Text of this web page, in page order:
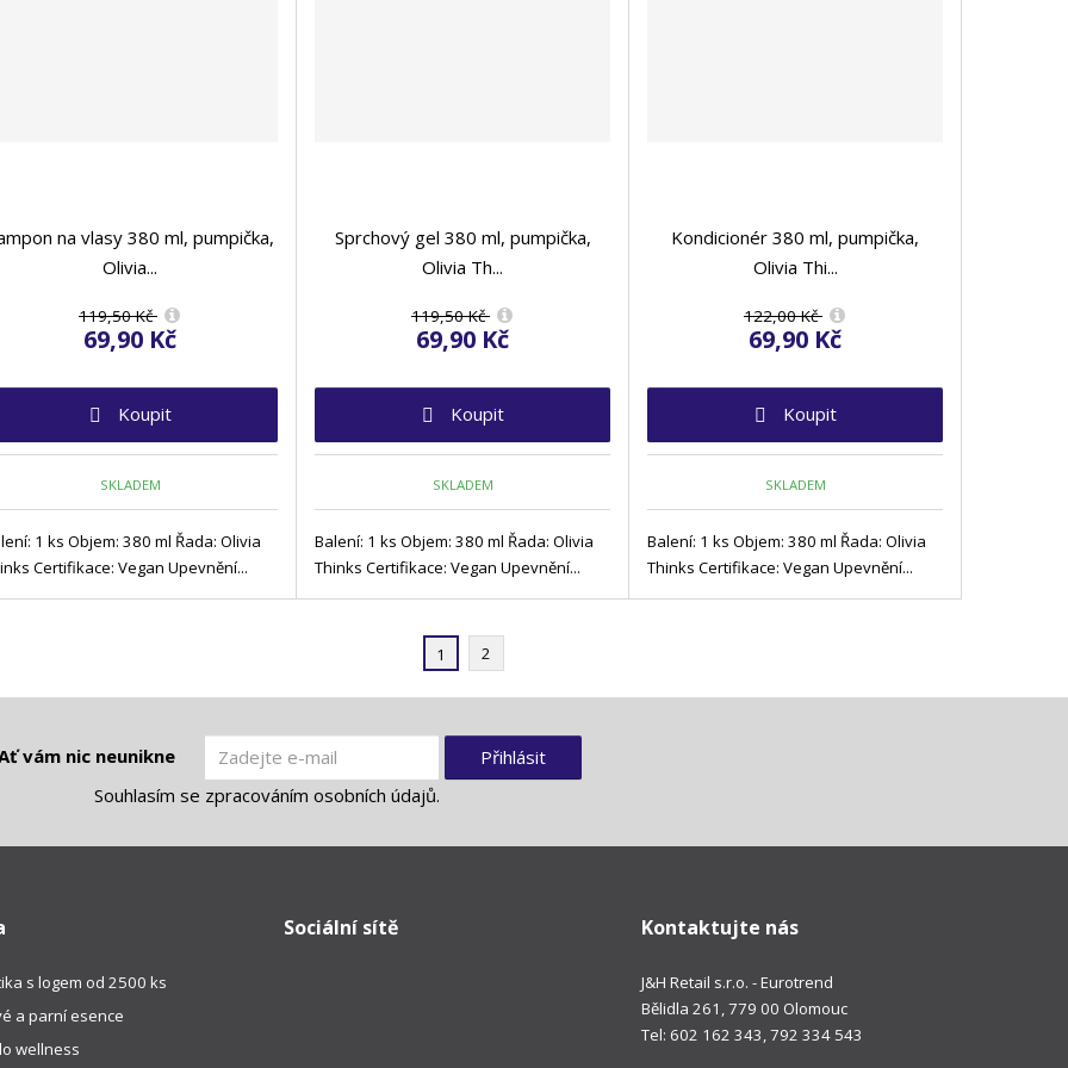
na vlasy 380 ml, pumpička,
Olivia...
119,50 Kč
69,90 Kč
Koupit
SKLADEM
1 ks Objem: 380 ml Řada: Olivia
Certifikace: Vegan Upevnění...
Sprchový gel 380 ml, pumpička,
Olivia Th...
119,50 Kč
69,90 Kč
Koupit
SKLADEM
Balení: 1 ks Objem: 380 ml Řada: Olivia
Thinks Certifikace: Vegan Upevnění...
Kondicionér 380 ml, pumpička,
Olivia Thi...
122,00 Kč
69,90 Kč
Koupit
SKLADEM
Balení: 1 ks Objem: 380 ml Řada: Olivia
Thinks Certifikace: Vegan Upevnění...
1 2
vám nic neunikne
Přihlásit
Souhlasím se zpracováním osobních údajů.
s logem od 2500 ks
a parní esence
wellness
Sociální sítě Kontaktujte nás
J&H Retail s.r.o. - Eurotrend
Bělidla 261, 779 00 Olomouc
Tel: 602 162 343, 792 334 543